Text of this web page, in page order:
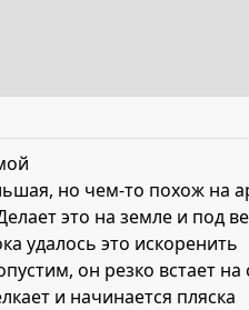
но чем-то похож на
это на земле и под
удалось это искоренить
он резко встает
и начинается пляска